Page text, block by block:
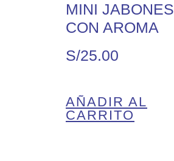
MINI JABONES
CON AROMA
S/25.00
AÑADIR AL
CARRITO